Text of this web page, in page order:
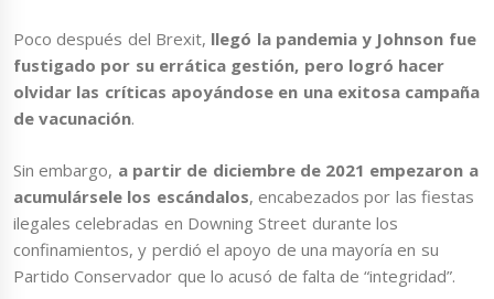
Poco después del Brexit, llegó la pandemia y Johnson fue
fustigado por su errática gestión, pero logró hacer
olvidar las críticas apoyándose en una exitosa campaña
de vacunación.
Sin embargo, a partir de diciembre de 2021 empezaron a
acumulársele los escándalos, encabezados por las fiestas
ilegales celebradas en Downing Street durante los
confinamientos, y perdió el apoyo de una mayoría en su
Partido Conservador que lo acusó de falta de “integridad”.